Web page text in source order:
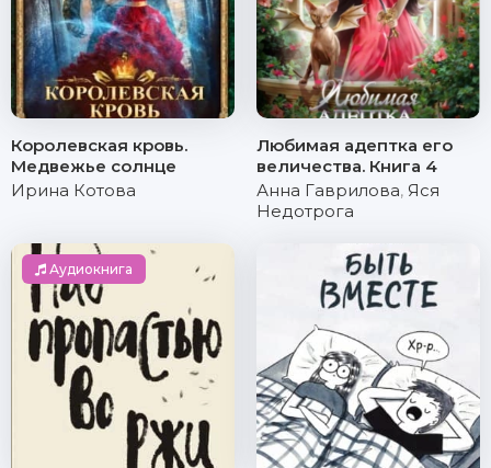
Королевская кровь.
Медвежье солнце
Ирина Котова
Любимая адептка его
величества. Книга 4
Анна Гаврилова, Яся
Недотрога
Аудиокнига